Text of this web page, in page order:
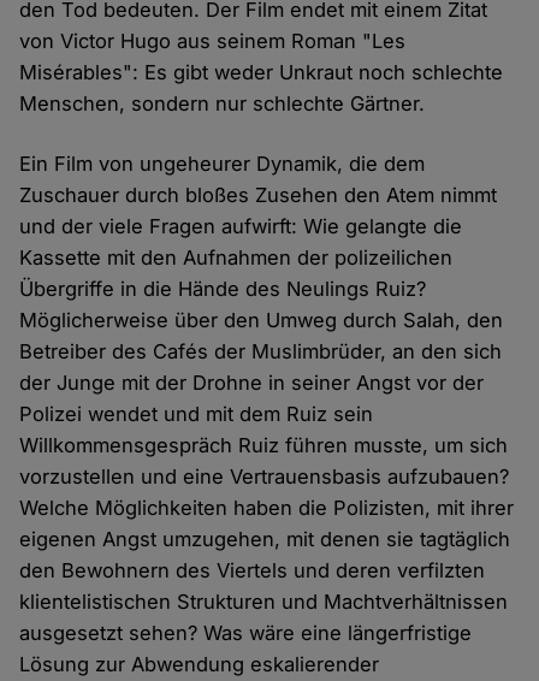
den Tod bedeuten. Der Film endet mit einem Zitat
von Victor Hugo aus seinem Roman "Les
Misérables": Es gibt weder Unkraut noch schlechte
Menschen, sondern nur schlechte Gärtner.
Ein Film von ungeheurer Dynamik, die dem
Zuschauer durch bloßes Zusehen den Atem nimmt
und der viele Fragen aufwirft: Wie gelangte die
Kassette mit den Aufnahmen der polizeilichen
Übergriffe in die Hände des Neulings Ruiz?
Möglicherweise über den Umweg durch Salah, den
Betreiber des Cafés der Muslimbrüder, an den sich
der Junge mit der Drohne in seiner Angst vor der
Polizei wendet und mit dem Ruiz sein
Willkommensgespräch Ruiz führen musste, um sich
vorzustellen und eine Vertrauensbasis aufzubauen?
Welche Möglichkeiten haben die Polizisten, mit ihrer
eigenen Angst umzugehen, mit denen sie tagtäglich
den Bewohnern des Viertels und deren verfilzten
klientelistischen Strukturen und Machtverhältnissen
ausgesetzt sehen? Was wäre eine längerfristige
Lösung zur Abwendung eskalierender